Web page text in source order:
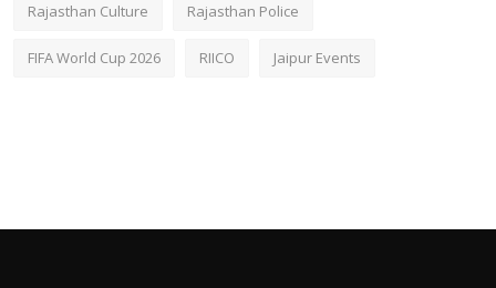
Rajasthan Culture Rajasthan Police
FIFA World Cup 2026 RIICO Jaipur Events